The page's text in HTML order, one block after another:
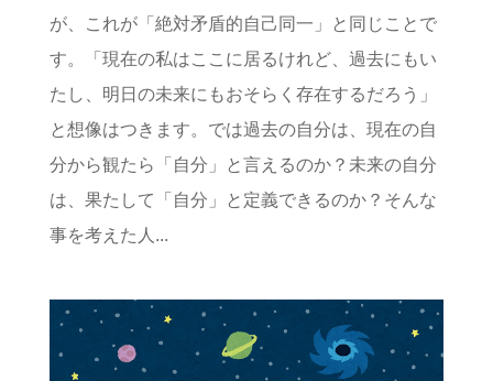
が、これが「絶対矛盾的自己同一」と同じことで
す。「現在の私はここに居るけれど、過去にもい
たし、明日の未来にもおそらく存在するだろう」
と想像はつきます。では過去の自分は、現在の自
分から観たら「自分」と言えるのか？未来の自分
は、果たして「自分」と定義できるのか？そんな
事を考えた人...